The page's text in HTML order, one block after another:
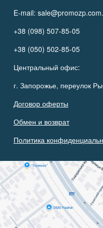
E-mail:
+38 (098) 507-85-05
+38 (050) 502-85-05
Центральный офис:
г. Запорожье, переулок
Договор оферты
Обмен и возврат
Политика